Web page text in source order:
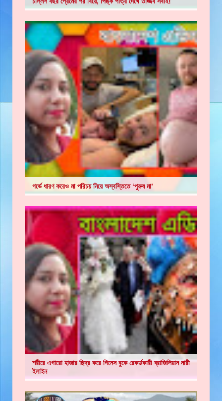
গর্ভে ধারণ করেও মা পরিচয় নিয়ে অস্বস্তিতে ‘পুরুষ মা’
শরীরে এগারো হাজার ছিদ্র করে গিনেস বুকে রেকর্ডকারী ব্রাজিলিয়ান নারী
ইলাইন